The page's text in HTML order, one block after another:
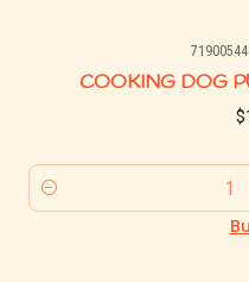
COOKING DOG
Quantity